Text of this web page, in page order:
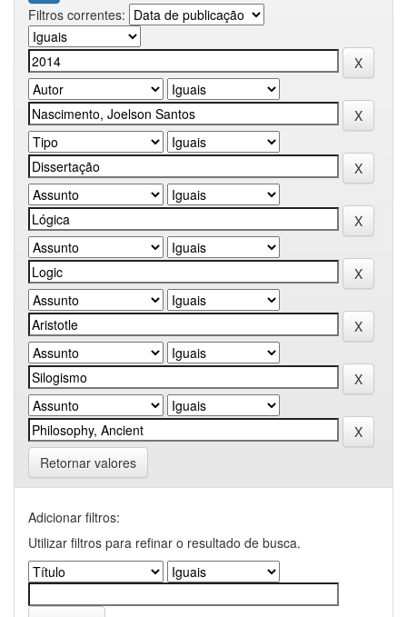
Filtros correntes:
Retornar valores
Adicionar filtros:
Utilizar filtros para refinar o resultado de busca.